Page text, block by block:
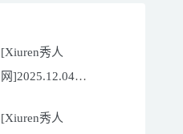
[Xiuren秀人
网]2025.12.04
[81P/751.43MB]
[Xiuren秀人